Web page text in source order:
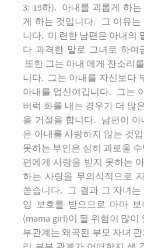
3: 19하). 아내를 괴롭게 하
게 하는 것입니다. 그 이유는
니다. 미 련한 남편은 아내의
다 과격한 말로 그녀로 하여
또한 그는 아내 에게 잔소리
니다. 그는 아내를 자신보다
아내를 업신여깁니다. 그는
버럭 화를 내는 경우가 더 많
을 거절을 합니다. 남편이 아
은 아내를 사랑하지 않는 것
못하는 부인은 심히 괴로울
편에게 사랑을 받지 못하는
하는 사랑을 무의식적으로
쏟습니다. 그 결과 그 자녀
잉 보호를 받으므로 마마 보
(mama girl)이 될 위험이 많
부관계는 왜곡된 부모 자녀